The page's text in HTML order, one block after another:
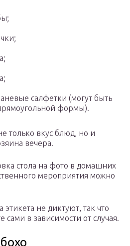
салфетки (могут быть
формы).
только вкус блюд, но и
вечера.
стола на фото в домашних
мероприятия можно
этикета не диктуют, так что
сами в зависимости от случая.